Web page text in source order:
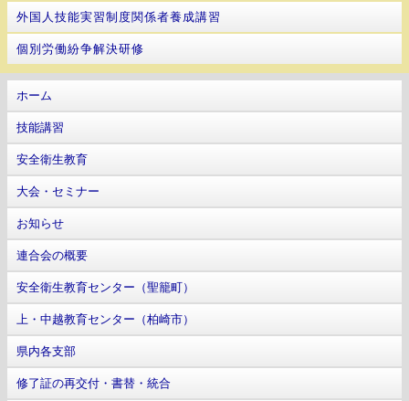
外国人技能実習制度関係者養成講習
個別労働紛争解決研修
ホーム
技能講習
安全衛生教育
大会・セミナー
お知らせ
連合会の概要
安全衛生教育センター（聖籠町）
上・中越教育センター（柏崎市）
県内各支部
修了証の再交付・書替・統合